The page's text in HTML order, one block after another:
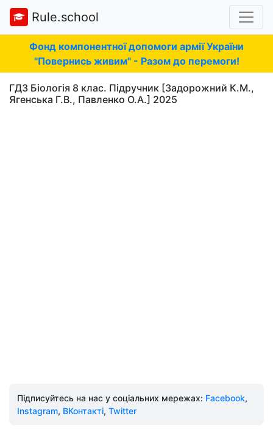
Rule.school
Фонд компонентної допомоги армії України
"Повернись живим" - Разом до перемоги!
ГДЗ Біологія 8 клас. Підручник [Задорожний К.М.,
Ягенська Г.В., Павленко О.А.] 2025
Підписуйтесь на нас у соціальних мережах: Facebook,
Instagram, ВКонтакті, Twitter